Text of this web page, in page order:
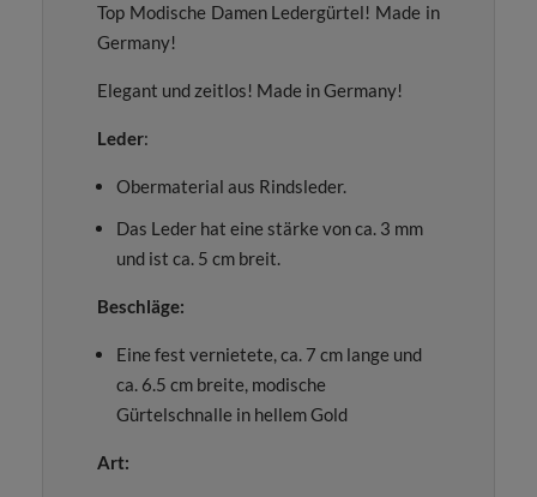
Top Modische Damen Ledergürtel! Made in
Germany!
Elegant und zeitlos! Made in Germany!
Leder:
Obermaterial aus Rindsleder.
Das Leder hat eine stärke von ca. 3 mm
und ist ca. 5 cm breit.
Beschläge:
Eine fest vernietete, ca. 7 cm lange und
ca. 6.5 cm breite, modische
Gürtelschnalle in hellem Gold
Art: